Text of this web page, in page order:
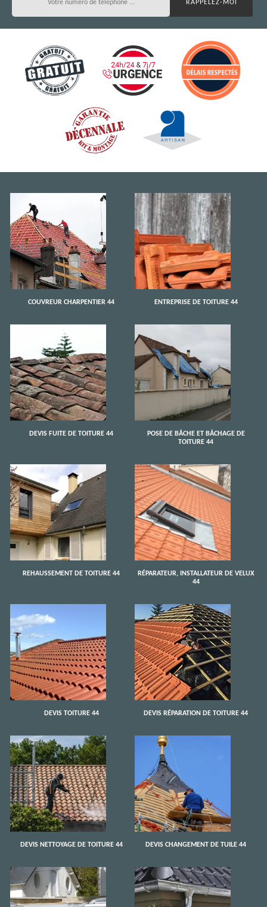
COUVREUR CHARPENTIER 44 ENTREPRISE DE TOITURE 44
DEVIS FUITE DE TOITURE 44
POSE DE BÂCHE ET BÂCHAGE DE
TOITURE 44
REHAUSSEMENT DE TOITURE 44
RÉPARATEUR, INSTALLATEUR DE VELUX
44
DEVIS TOITURE 44 DEVIS RÉPARATION DE TOITURE 44
DEVIS NETTOYAGE DE TOITURE 44 DEVIS CHANGEMENT DE TUILE 44